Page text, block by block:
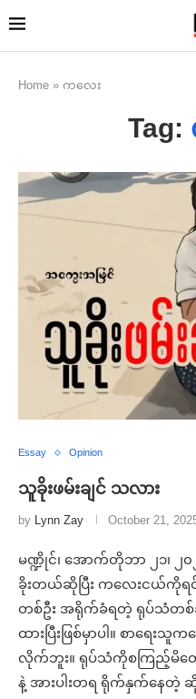
Home » ကလေး
Tag:
Essay Opinion
သူခိုးဖမ်းချင် သလား
by Lynn Zay October 21,
မဏ္ဍိုင်၊ အောက်တိုဘာ ၂၁၊ ၂
ခိုးတယ်ဆိုပြီး ကလေးငယ်ကိုရ
တစ်ဦး အရိုက်ခံရတဲ့ ရုပ်သံတစ်ခု
ထားပြီးဖြစ်မှာပါ။ စာရေ
လိုက်ဘူး။ ရုပ်သံကိုစကြည့်မိတ
နဲ့ အားပါးတရ ရိုက်နှက်နေတဲ့